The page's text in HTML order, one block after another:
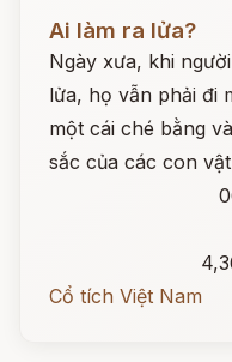
Ai làm ra lửa?
Ngày xưa, khi
lửa, họ vẫn phải đi
một cái ché bằng
sắc của các con
Cổ tích Việt Nam